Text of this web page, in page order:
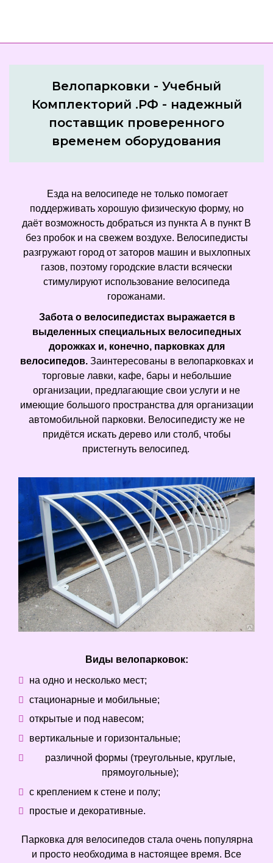
Велопарковки - Учебный
Комплекторий .РФ - надежный
поставщик проверенного
временем оборудования
Езда на велосипеде не только помогает
поддерживать хорошую физическую форму, но
даёт возможность добраться из пункта А в пункт В
без пробок и на свежем воздухе. Велосипедисты
разгружают город от заторов машин и выхлопных
газов, поэтому городские власти всячески
стимулируют использование велосипеда
горожанами.
Забота о велосипедистах выражается в
выделенных специальных велосипедных
дорожках и, конечно, парковках для
велосипедов.Заинтересованы в велопарковках и
торговые лавки, кафе, бары и небольшие
организации, предлагающие свои услуги и не
имеющие большого пространства для организации
автомобильной парковки. Велосипедисту же не
придётся искать дерево или столб, чтобы
пристегнуть велосипед.
Виды велопарковок:
на одно и несколько мест;
стационарные и мобильные;
открытые и под навесом;
вертикальные и горизонтальные;
различной формы (треугольные, круглые,
прямоугольные);
с креплением к стене и полу;
простые и декоративные.
Парковка для велосипедов стала очень популярна
и просто необходима в настоящее время. Все